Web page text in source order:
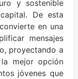
y sostenible
De esta
en una
mensajes
proyectando a
mejor opción
jóvenes que